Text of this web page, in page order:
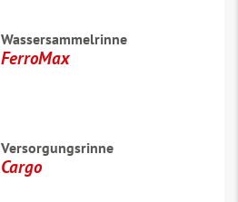
Wassersammelrinne
FerroMax
Versorgungsrinne
Cargo